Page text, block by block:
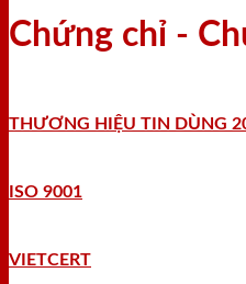
Chứng chỉ -
THƯƠNG HIỆU TIN DÙNG
ISO 9001
VIETCERT